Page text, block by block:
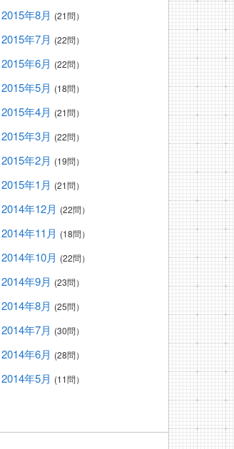
2015年8月 (21問）
2015年7月 (22問）
2015年6月 (22問）
2015年5月 (18問）
2015年4月 (21問）
2015年3月 (22問）
2015年2月 (19問）
2015年1月 (21問）
2014年12月 (22問）
2014年11月 (18問）
2014年10月 (22問）
2014年9月 (23問）
2014年8月 (25問）
2014年7月 (30問）
2014年6月 (28問）
2014年5月 (11問）